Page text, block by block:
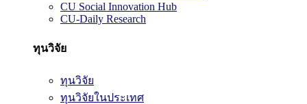
CU Social Innovation Hub
CU-Daily Research
ทุนวิจัย
ทุนวิจัย
ทุนวิจัยในประเทศ